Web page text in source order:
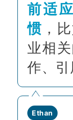
前适
惯 ，
业相
作、引
Ethan